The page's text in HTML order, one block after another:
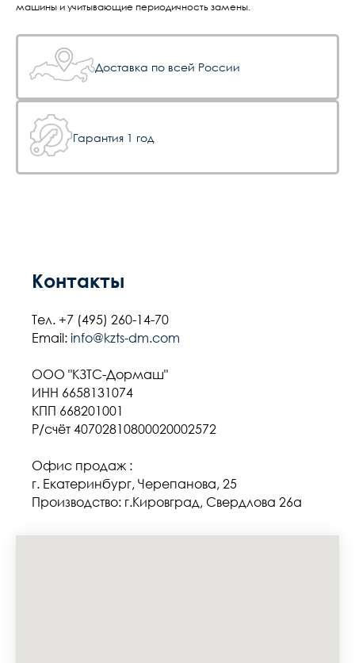
машины и учитывающие периодичность замены.
Доставка по всей России
Гарантия 1 год
Контакты
Тел. +7 (495) 260-14-70
Email: info@kzts-dm.com
ООО "КЗТС-Дормаш"
ИНН 6658131074
КПП 668201001
Р/счёт 40702810800020002572
Офис продаж :
г. Екатеринбург, Черепанова, 25
Производство: г.Кировград, Свердлова 26а